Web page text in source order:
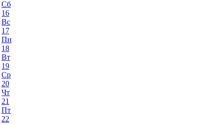
Сб
16
Вс
17
Пн
18
Вт
19
Ср
20
Чт
21
Пт
22